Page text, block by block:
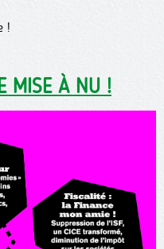
!
MISE À NU !